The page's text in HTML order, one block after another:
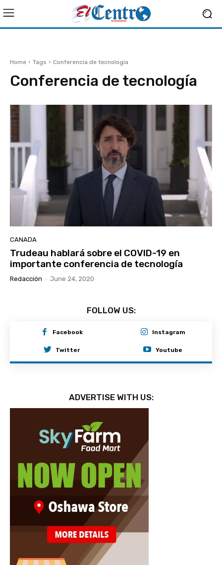
Home Tags Conferencia de tecnología
Conferencia de tecnología
CANADA
Trudeau hablará sobre el COVID-19 en
importante conferencia de tecnología
Redacción - June 24, 2020
FOLLOW US:
Facebook Instagram
Twitter Youtube
ADVERTISE WITH US: